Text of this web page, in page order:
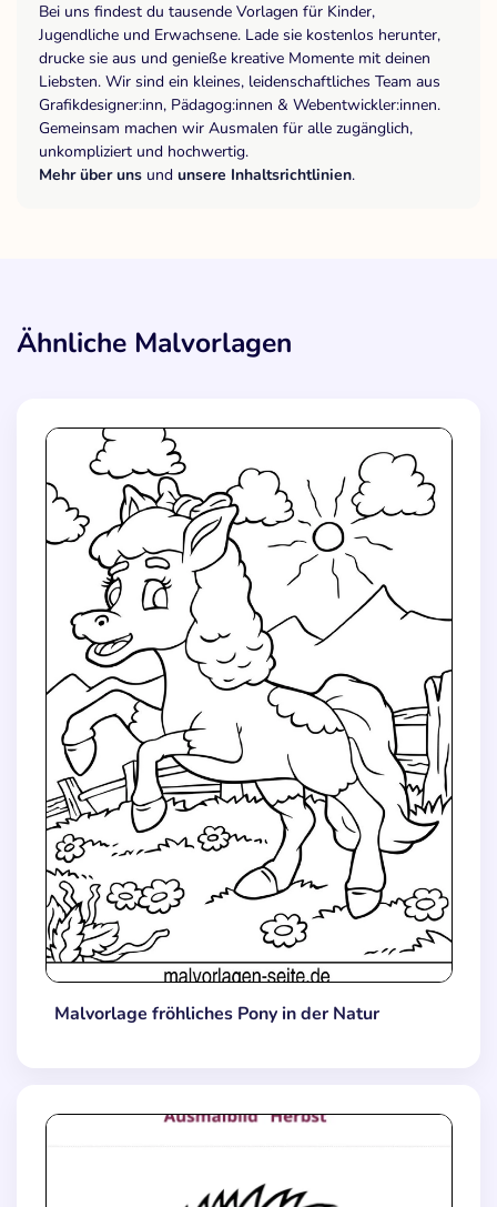
Bei uns findest du tausende Vorlagen für Kinder,
Jugendliche und Erwachsene. Lade sie kostenlos herunter,
drucke sie aus und genieße kreative Momente mit deinen
Liebsten. Wir sind ein kleines, leidenschaftliches Team aus
Grafikdesigner:inn, Pädagog:innen & Webentwickler:innen.
Gemeinsam machen wir Ausmalen für alle zugänglich,
unkompliziert und hochwertig.
Mehr über uns und unsere Inhaltsrichtlinien.
Ähnliche Malvorlagen
Malvorlage fröhliches Pony in der Natur